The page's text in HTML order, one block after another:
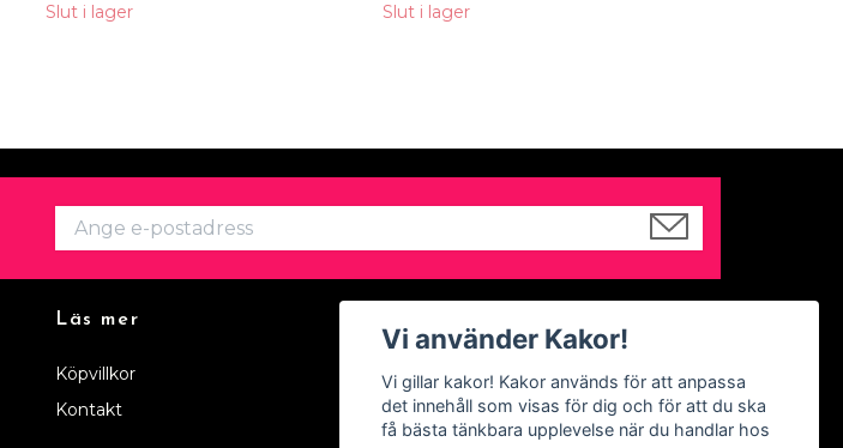
Slut i lager Slut i lager
Läs mer
Köpvillkor
Kontakt
Facebook
Instagram
Vi använder Kakor!
Vi gillar kakor! Kakor används för att anpassa
det innehåll som visas för dig och för att du ska
få bästa tänkbara upplevelse när du handlar hos